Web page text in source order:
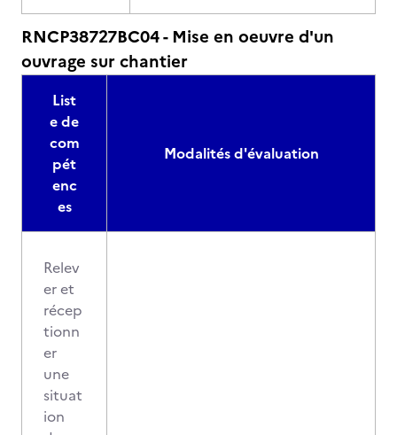
RNCP38727BC04 - Mise en oeuvre d'un
ouvrage sur chantier
List
e de
com
pét
enc
es
Modalités d'évaluation
Relev
er et
récep
tionn
er
une
situat
ion